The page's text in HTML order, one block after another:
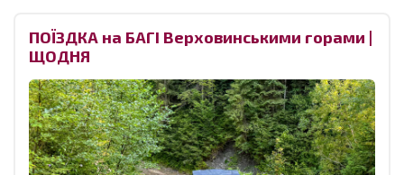
ПОЇЗДКА на БАГІ Верховинськими горами |
ЩОДНЯ